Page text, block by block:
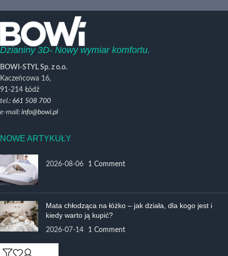
Dzianiny 3D- Nowy wymiar komfortu.
BOWI-STYL Sp. z o.o.
Kaczeńcowa 16,
91-214 Łódź
tel.: 661 508 700
e-mail: info@bowi.pl
NOWE ARTYKUŁY
2026-08-06 1 Comment
Mata chłodząca na łóżko – jak działa, dla kogo jest i
kiedy warto ją kupić?
2026-07-14 1 Comment
ZAKUPY